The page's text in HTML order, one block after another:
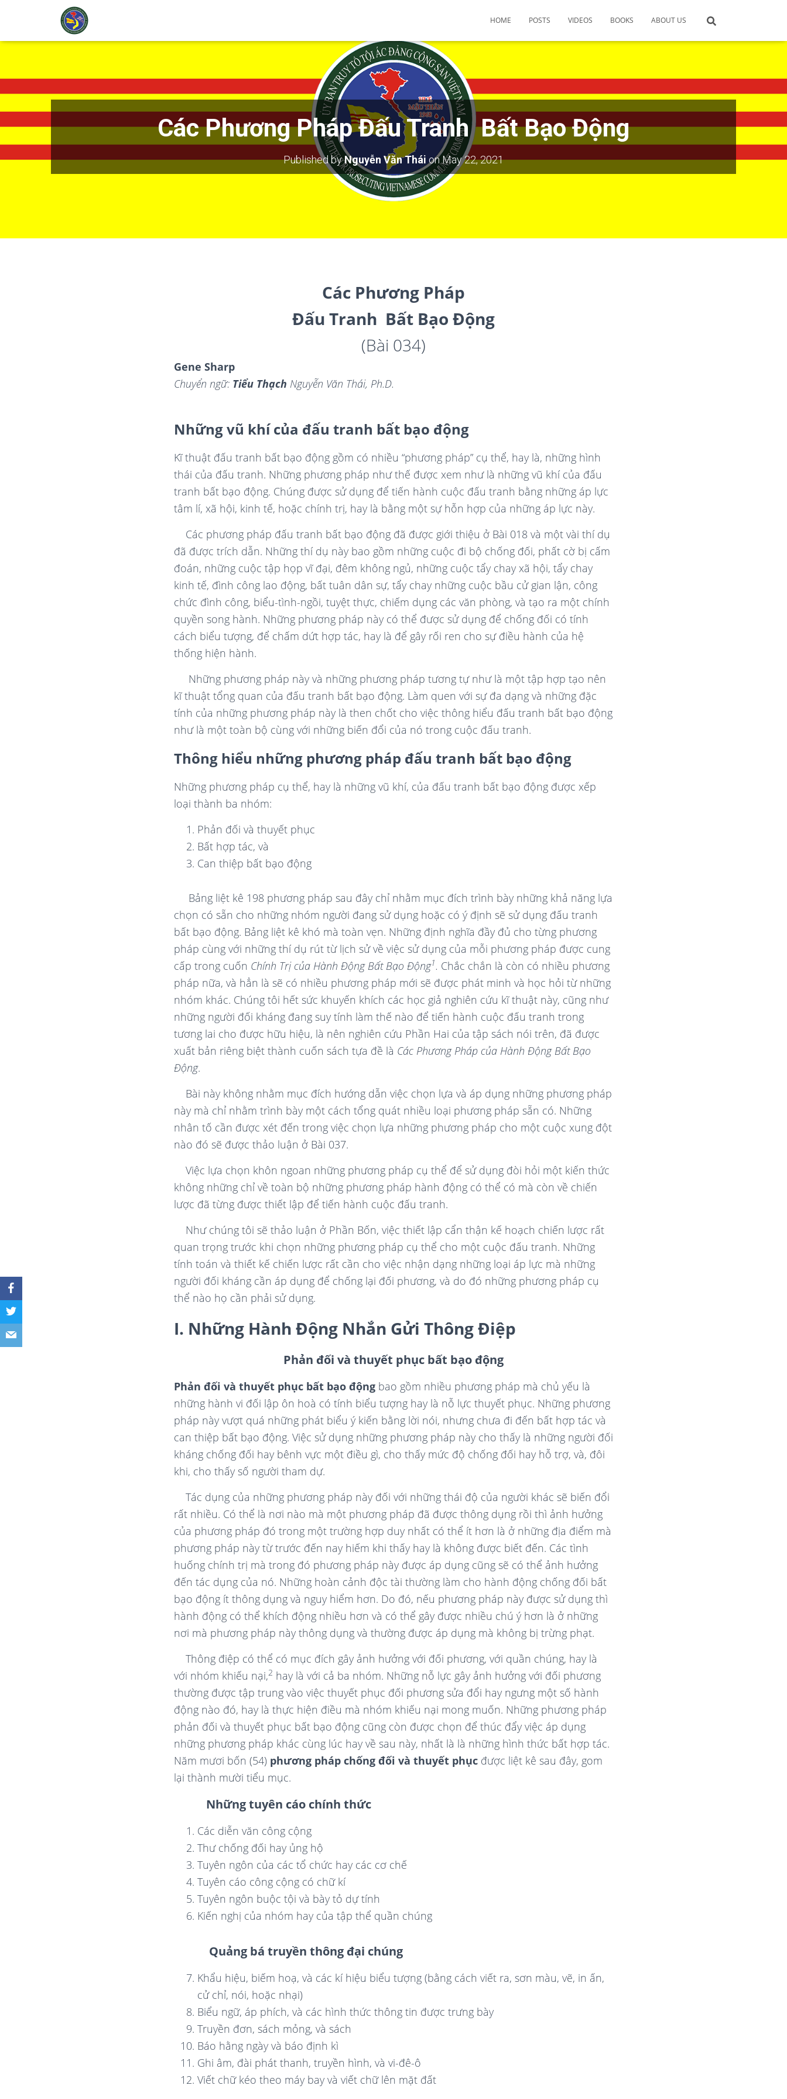
HOME POSTS VIDEOS BOOKS ABOUT US
Các Phương Pháp Đấu Tranh Bất Bạo Động
Published byNguyễn Văn Thái onMay 22, 2021
Các Phương Pháp
Đấu Tranh Bất Bạo Động
(Bài 034)
Gene Sharp
Chuyển ngữ: Tiểu Thạch Nguyễn Văn Thái, Ph.D.
Những vũ khí của đấu tranh bất bạo động
Kĩ thuật đấu tranh bất bạo động gồm có nhiều “phương pháp” cụ thể, hay là, những hình
thái của đấu tranh. Những phương pháp như thế được xem như là những vũ khí của đấu
tranh bất bạo động. Chúng được sử dụng để tiến hành cuộc đấu tranh bằng những áp lực
tâm lí, xã hội, kinh tế, hoặc chính trị, hay là bằng một sự hỗn hợp của những áp lực này.
Các phương pháp đấu tranh bất bạo động đã được giới thiệu ở Bài 018 và một vài thí dụ
đã được trích dẫn. Những thí dụ này bao gồm những cuộc đi bộ chống đối, phất cờ bị cấm
đoán, những cuộc tập họp vĩ đại, đêm không ngủ, những cuộc tẩy chay xã hội, tẩy chay
kinh tế, đình công lao động, bất tuân dân sự, tẩy chay những cuộc bầu cử gian lận, công
chức đình công, biểu-tình-ngồi, tuyệt thực, chiếm dụng các văn phòng, và tạo ra một chính
quyền song hành. Những phương pháp này có thể được sử dụng để chống đối có tính
cách biểu tượng, để chấm dứt hợp tác, hay là để gây rối ren cho sự điều hành của hệ
thống hiện hành.
Những phương pháp này và những phương pháp tương tự như là một tập hợp tạo nên
kĩ thuật tổng quan của đấu tranh bất bạo động. Làm quen với sự đa dạng và những đặc
tính của những phương pháp này là then chốt cho việc thông hiểu đấu tranh bất bạo động
như là một toàn bộ cùng với những biến đổi của nó trong cuộc đấu tranh.
Thông hiểu những phương pháp đấu tranh bất bạo động
Những phương pháp cụ thể, hay là những vũ khí, của đấu tranh bất bạo động được xếp
loại thành ba nhóm:
Phản đối và thuyết phục
Bất hợp tác, và
Can thiệp bất bạo động
Bảng liệt kê 198 phương pháp sau đây chỉ nhằm mục đích trình bày những khả năng lựa
chọn có sẵn cho những nhóm người đang sử dụng hoặc có ý định sẽ sử dụng đấu tranh
bất bạo động. Bảng liệt kê khó mà toàn vẹn. Những định nghĩa đầy đủ cho từng phương
pháp cùng với những thí dụ rút từ lịch sử về việc sử dụng của mỗi phương pháp được cung
cấp trong cuốn Chính Trị của Hành Động Bất Bạo Động1. Chắc chắn là còn có nhiều phương
pháp nữa, và hẳn là sẽ có nhiều phương pháp mới sẽ được phát minh và học hỏi từ những
nhóm khác. Chúng tôi hết sức khuyến khích các học giả nghiên cứu kĩ thuật này, cũng như
những người đối kháng đang suy tính làm thế nào để tiến hành cuộc đấu tranh trong
tương lai cho được hữu hiệu, là nên nghiên cứu Phần Hai của tập sách nói trên, đã được
xuất bản riêng biệt thành cuốn sách tựa đề là Các Phương Pháp của Hành Động Bất Bạo
Động.
Bài này không nhằm mục đích hướng dẫn việc chọn lựa và áp dụng những phương pháp
này mà chỉ nhằm trình bày một cách tổng quát nhiều loại phương pháp sẵn có. Những
nhân tố cần được xét đến trong việc chọn lựa những phương pháp cho một cuộc xung đột
nào đó sẽ được thảo luận ở Bài 037.
Việc lựa chọn khôn ngoan những phương pháp cụ thể để sử dụng đòi hỏi một kiến thức
không những chỉ về toàn bộ những phương pháp hành động có thể có mà còn về chiến
lược đã từng được thiết lập để tiến hành cuộc đấu tranh.
Như chúng tôi sẽ thảo luận ở Phần Bốn, việc thiết lập cẩn thận kế hoạch chiến lược rất
quan trọng trước khi chọn những phương pháp cụ thể cho một cuộc đấu tranh. Những
tính toán và thiết kế chiến lược rất cần cho việc nhận dạng những loại áp lực mà những
người đối kháng cần áp dụng để chống lại đối phương, và do đó những phương pháp cụ
thể nào họ cần phải sử dụng.
I. Những Hành Động Nhắn Gửi Thông Điệp
Phản đối và thuyết phục bất bạo động
Phản đối và thuyết phục bất bạo động bao gồm nhiều phương pháp mà chủ yếu là
những hành vi đối lập ôn hoà có tính biểu tượng hay là nỗ lực thuyết phục. Những phương
pháp này vượt quá những phát biểu ý kiến bằng lời nói, nhưng chưa đi đến bất hợp tác và
can thiệp bất bạo động. Việc sử dụng những phương pháp này cho thấy là những người đối
kháng chống đối hay bênh vực một điều gì, cho thấy mức độ chống đối hay hỗ trợ, và, đôi
khi, cho thấy số người tham dự.
Tác dụng của những phương pháp này đối với những thái độ của người khác sẽ biến đổi
rất nhiều. Có thể là nơi nào mà một phương pháp đã được thông dụng rồi thì ảnh hưởng
của phương pháp đó trong một trường hợp duy nhất có thể ít hơn là ở những địa điểm mà
phương pháp này từ trước đến nay hiếm khi thấy hay là không được biết đến. Các tình
huống chính trị mà trong đó phương pháp này được áp dụng cũng sẽ có thể ảnh hưởng
đến tác dụng của nó. Những hoàn cảnh độc tài thường làm cho hành động chống đối bất
bạo động ít thông dụng và nguy hiểm hơn. Do đó, nếu phương pháp này được sử dụng thì
hành động có thể khích động nhiều hơn và có thể gây được nhiều chú ý hơn là ở những
nơi mà phương pháp này thông dụng và thường được áp dụng mà không bị trừng phạt.
Thông điệp có thể có mục đích gây ảnh hưởng với đối phương, với quần chúng, hay là
với nhóm khiếu nại,2 hay là với cả ba nhóm. Những nỗ lực gây ảnh hưởng với đối phương
thường được tập trung vào việc thuyết phục đối phương sửa đổi hay ngưng một số hành
động nào đó, hay là thực hiện điều mà nhóm khiếu nại mong muốn. Những phương pháp
phản đối và thuyết phục bất bạo động cũng còn được chọn để thúc đẩy việc áp dụng
những phương pháp khác cùng lúc hay về sau này, nhất là là những hình thức bất hợp tác.
Năm mươi bốn (54) phương pháp chống đối và thuyết phục được liệt kê sau đây, gom
lại thành mười tiểu mục.
Những tuyên cáo chính thức
Các diễn văn công cộng
Thư chống đối hay ủng hộ
Tuyên ngôn của các tổ chức hay các cơ chế
Tuyên cáo công cộng có chữ kí
Tuyên ngôn buộc tội và bày tỏ dự tính
Kiến nghị của nhóm hay của tập thể quần chúng
Quảng bá truyền thông đại chúng
Khẩu hiệu, biếm hoạ, và các kí hiệu biểu tượng (bằng cách viết ra, sơn màu, vẽ, in ấn,
cử chỉ, nói, hoặc nhại)
Biểu ngữ, áp phích, và các hình thức thông tin được trưng bày
Truyền đơn, sách mỏng, và sách
Báo hằng ngày và báo định kì
Ghi âm, đài phát thanh, truyền hình, và vi-đê-ô
Viết chữ kéo theo máy bay và viết chữ lên mặt đất